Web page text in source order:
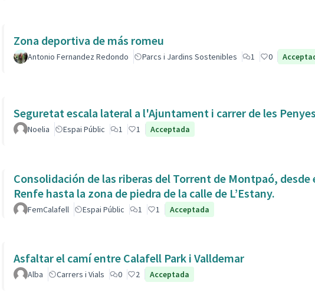
Zona deportiva de más romeu
Antonio Fernandez Redondo Parcs i Jardins Sostenibles 1 0
Seguretat escala lateral a l'Ajuntament i carrer de les Penyes
Noelia Espai Públic 1 1 Acceptada
Consolidación de las riberas del Torrent de Montpaó,
Renfe hasta la zona de piedra de la calle de L’Estany.
FemCalafell Espai Públic 1 1 Acceptada
Asfaltar el camí entre Calafell Park i Valldemar
Alba Carrers i Vials 0 2 Acceptada